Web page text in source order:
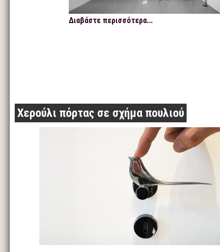
Διαβάστε περισσότερα...
Χερούλι πόρτας σε σχήμα πουλιού